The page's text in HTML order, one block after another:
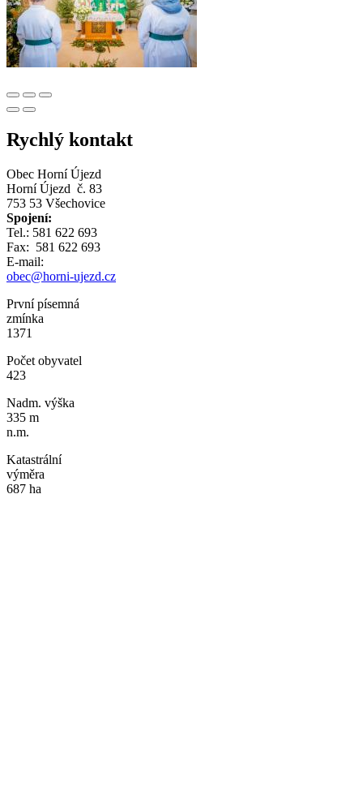
Rychlý kontakt
Obec Horní Újezd
Horní Újezd č. 83
753 53 Všechovice
Spojení:
Tel.: 581 622 693
Fax: 581 622 693
E-mail:
obec@horni-ujezd.cz
První písemná
zmínka
1371
Počet obyvatel
423
Nadm. výška
335 m
n.m.
Katastrální
výměra
687 ha